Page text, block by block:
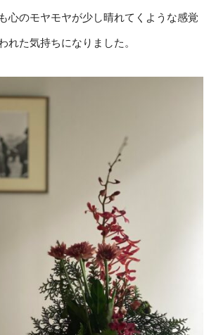
心のモヤモヤが少し晴れてくような感覚
れた気持ちになりました。